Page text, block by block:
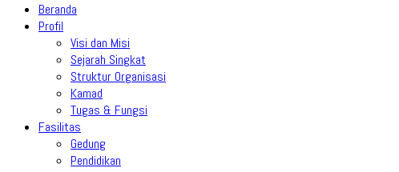
Beranda
Profil
Visi dan Misi
Sejarah Singkat
Struktur Organisasi
Kamad
Tugas & Fungsi
Fasilitas
Gedung
Pendidikan